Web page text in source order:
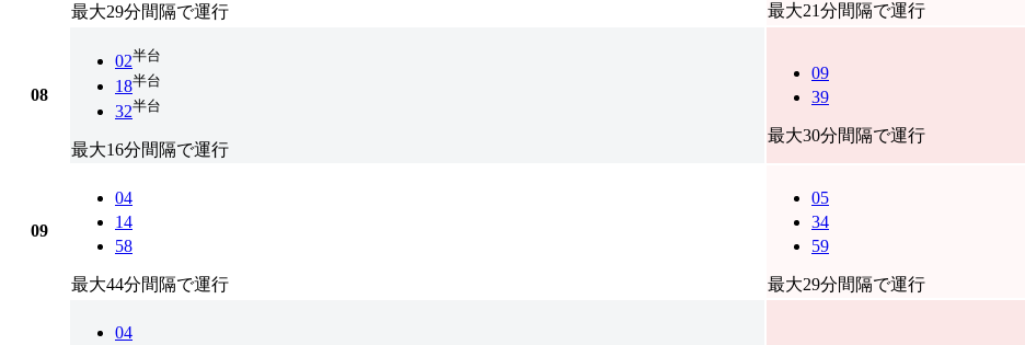
最大29分間隔で運行 最大21分間隔で運行
08
02半台
18半台
32半台
最大16分間隔で運行
09
39
最大30分間隔で運行
09
04
14
58
最大44分間隔で運行
05
34
59
最大29分間隔で運行
04